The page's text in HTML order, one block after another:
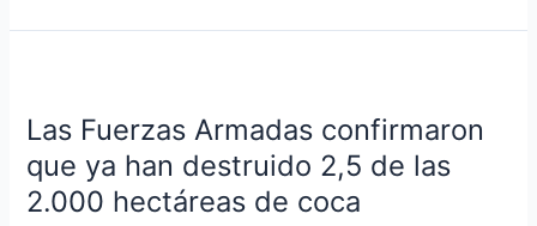
Las Fuerzas Armadas confirmaron
que ya han destruido 2,5 de las
2.000 hectáreas de coca
Armadas
confirmaron
que
ya